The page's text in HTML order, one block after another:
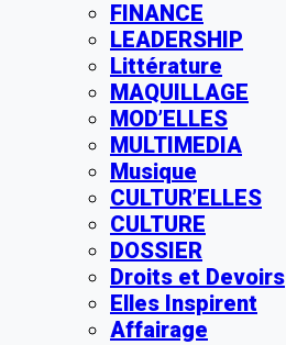
FINANCE
LEADERSHIP
Littérature
MAQUILLAGE
MOD’ELLES
MULTIMEDIA
Musique
CULTUR’ELLES
CULTURE
DOSSIER
Droits et Devoirs
Elles Inspirent
Affairage